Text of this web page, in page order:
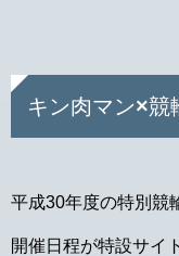
キン肉マン×競
平成30年度の特別競
開催日程が特設サイ